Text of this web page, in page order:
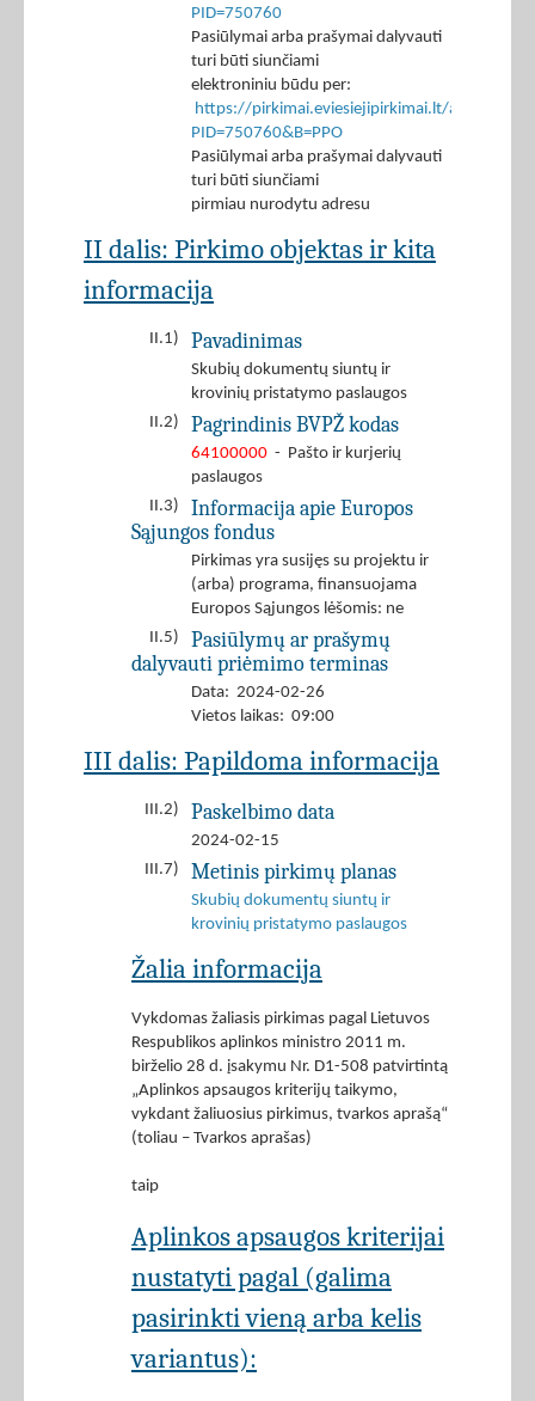
PID=750760
Pasiūlymai arba prašymai dalyvauti
turi būti siunčiami
elektroniniu būdu per:
https://pirkimai.eviesiejipirkimai.lt/app/rfq/
PID=750760&B=PPO
Pasiūlymai arba prašymai dalyvauti
turi būti siunčiami
pirmiau nurodytu adresu
II dalis: Pirkimo objektas ir kita
informacija
II.1) Pavadinimas
Skubių dokumentų siuntų ir
krovinių pristatymo paslaugos
II.2)
Pagrindinis BVPŽ kodas
64100000 - Pašto ir kurjerių
paslaugos
II.3)
Informacija apie Europos
Sąjungos fondus
Pirkimas yra susijęs su projektu ir
(arba) programa, finansuojama
Europos Sąjungos lėšomis: ne
II.5)
Pasiūlymų ar prašymų
dalyvauti priėmimo terminas
Data: 2024-02-26
Vietos laikas: 09:00
III dalis: Papildoma informacija
III.2) Paskelbimo data
2024-02-15
III.7)
Metinis pirkimų planas
Skubių dokumentų siuntų ir
krovinių pristatymo paslaugos
Žalia informacija
Vykdomas žaliasis pirkimas pagal Lietuvos
Respublikos aplinkos ministro 2011 m.
birželio 28 d. įsakymu Nr. D1-508 patvirtintą
„Aplinkos apsaugos kriterijų taikymo,
vykdant žaliuosius pirkimus, tvarkos aprašą“
(toliau – Tvarkos aprašas)
taip
Aplinkos apsaugos kriterijai
nustatyti pagal (galima
pasirinkti vieną arba kelis
variantus):